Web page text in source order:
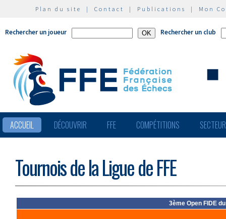
Plan du site | Contact | Publications | Mon
Rechercher un joueur Rechercher un club
ACCUEIL DÉCOUVRIR FFE COMPÉTITIONS
Tournois de la Ligue de FFE
3ème Open FIDE